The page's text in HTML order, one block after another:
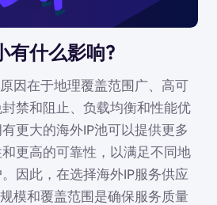
有什么影响?
因在于地理覆盖范围广、高可
禁和阻止、负载均衡和性能优
更大的海外IP池可以提供更多
更高的可靠性，以满足不同地
因此，在选择海外IP服务供应
模和覆盖范围是确保服务质量